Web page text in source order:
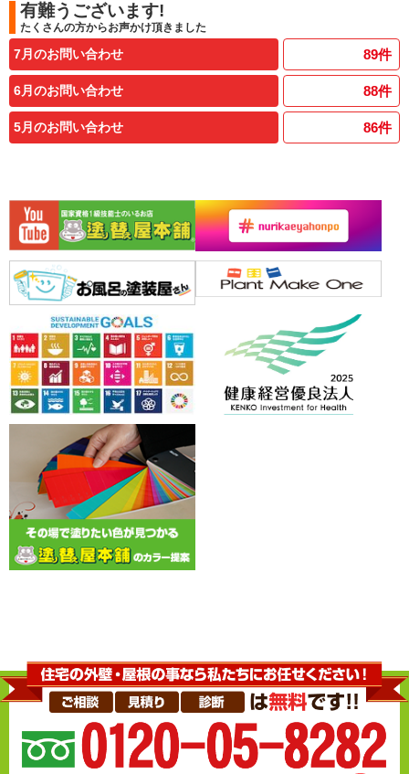
有難うございます!
たくさんの方からお声かけ頂きました
7月のお問い合わせ 89件
6月のお問い合わせ 88件
5月のお問い合わせ 86件